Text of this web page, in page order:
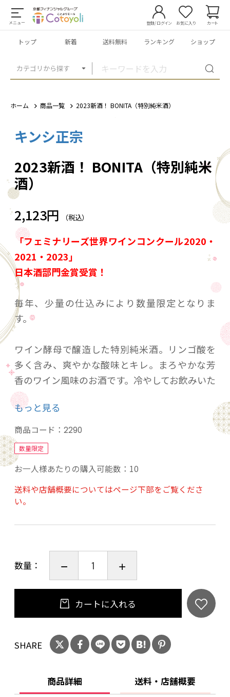
メニュー
カテゴリから探す
登録/ログイン お気に入り カート
トップ 新着 送料無料 ランキング ショップ
ホーム 商品一覧 2023新酒！ BONITA（特別純米酒）
キンシ正宗
2023新酒！ BONITA（特別純米
酒）
2,123円 （税込）
「フェミナリーズ世界ワインコンクール2020・
2021・2023」
日本酒部門金賞受賞！
毎年、少量の仕込みにより数量限定となりま
す。
ワイン酵母で醸造した特別純米酒。リンゴ酸を
多く含み、爽やかな酸味とキレ。まろやかな芳
香のワイン風味のお酒です。冷やしてお飲みいた
だき、ステーキなどの肉料理にも最適です。
BONITA：（ポルトガル語）「華麗な」「美し
い」
内容量：720ｍｌ
原材料：米（国産）・米麹（国産米）
使用米/精米歩合：五百万石/60％精米
アルコール度数 ：14度以上15度未満
20歳未満の飲酒は法律で禁止されています。当
店は20歳未満の方への酒類の販売はいたしてお
りません。
ご購入時、「ご注文手続き」画面の「お問い合
わせ欄」に、生年月日を必ず入力してくださ
ことよりモール会員で生年月日登録済みの方
は、お問い合わせ欄への入力は不要です。
もっと見る
商品コード： 2290
数量限定
お一人様あたりの購入可能数：10
送料や店舗概要についてはページ下部をご覧くださ
い。
数量：
カートに入れる
SHARE
商品詳細 送料・店舗概要